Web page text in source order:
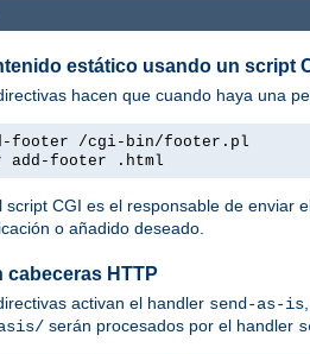
estático usando un script
hacen que cuando haya una
footer /cgi-bin/footer.pl
add-footer .html
script CGI es el responsable de enviar
o añadido deseado.
HTTP
activan el handler send-as-is
serán procesados por el handler